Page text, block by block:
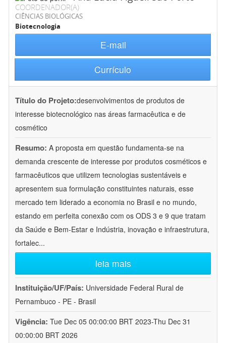
COORDENADOR(A)
CIÊNCIAS BIOLÓGICAS
Biotecnologia
E-mail
Currículo
Título do Projeto:desenvolvimentos de produtos de
interesse biotecnológico nas áreas farmacêutica e de
cosmético
Resumo: A proposta em questão fundamenta-se na
demanda crescente de interesse por produtos cosméticos e
farmacêuticos que utilizem tecnologias sustentáveis e
apresentem sua formulação constituintes naturais, esse
mercado tem liderado a economia no Brasil e no mundo,
estando em perfeita conexão com os ODS 3 e 9 que tratam
da Saúde e Bem-Estar e Indústria, inovação e infraestrutura,
fortalec...
leia mais
Instituição/UF/País: Universidade Federal Rural de
Pernambuco - PE - Brasil
Vigência: Tue Dec 05 00:00:00 BRT 2023-Thu Dec 31
00:00:00 BRT 2026